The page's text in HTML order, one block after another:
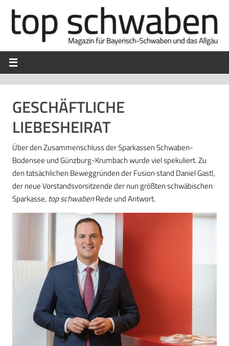
GESCHÄFTLICHE
LIEBESHEIRAT
Über den Zusammenschluss der Sparkassen Schwaben-
Bodensee und Günzburg-Krumbach wurde viel spekuliert. Zu
den tatsächlichen Beweggründen der Fusion stand Daniel Gastl,
der neue Vorstandsvorsitzende der nun größten schwäbischen
Sparkasse, top schwabenRede und Antwort.